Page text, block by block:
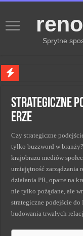
Sprytne
Kiedy zmieniać strategię
Monitorowanie wizerunku
Kryzys a zmiana strategii
Adaptacja strategii PR
Strategiczne
erze
Czy strategiczne
tylko buzzword w
krajobrazu mediów
umiejętność zarządzania
działania PR, oparte na
nie tylko pożądane, ale
strategiczne podejście
budowania trwałych